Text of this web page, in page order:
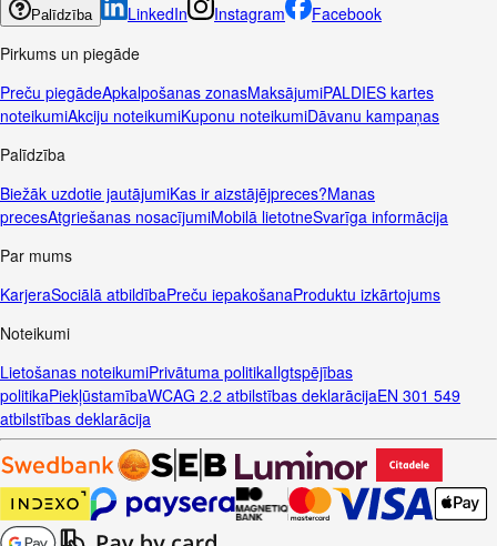
Palīdzība LinkedIn Instagram
Facebook
Pirkums un piegāde
Preču piegādeApkalpošanas zonasMaksājumiPALDIES kartes
noteikumiAkciju noteikumiKuponu noteikumiDāvanu kampaņas
Palīdzība
Biežāk uzdotie jautājumiKas ir aizstājējpreces?Manas
precesAtgriešanas nosacījumiMobilā lietotneSvarīga informācija
Par mums
KarjeraSociālā atbildībaPreču iepakošanaProduktu izkārtojums
Noteikumi
Lietošanas noteikumiPrivātuma politikaIlgtspējības
politikaPiekļūstamībaWCAG 2.2 atbilstības deklarācijaEN 301 549
atbilstības deklarācija